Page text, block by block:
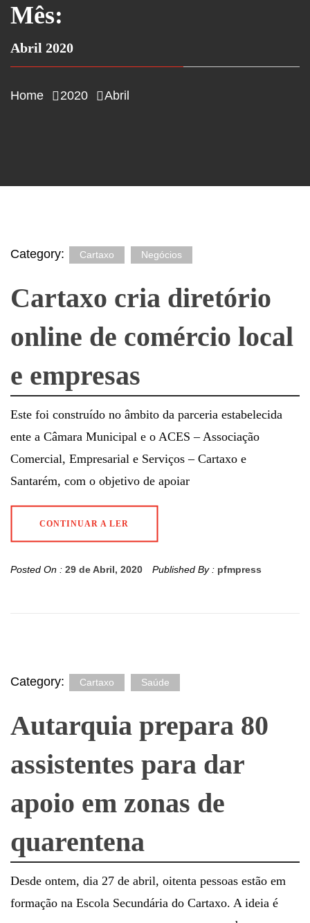
Mês:
Abril 2020
Home 2020 Abril
Category: Cartaxo Negócios
Cartaxo cria diretório
online de comércio local
e empresas
Este foi construído no âmbito da parceria estabelecida
ente a Câmara Municipal e o ACES – Associação
Comercial, Empresarial e Serviços – Cartaxo e
Santarém, com o objetivo de apoiar
CONTINUAR A LER
Posted On : 29 de Abril, 2020 Published By : pfmpress
Category: Cartaxo Saúde
Autarquia prepara 80
assistentes para dar
apoio em zonas de
quarentena
Desde ontem, dia 27 de abril, oitenta pessoas estão em
formação na Escola Secundária do Cartaxo. A ideia é